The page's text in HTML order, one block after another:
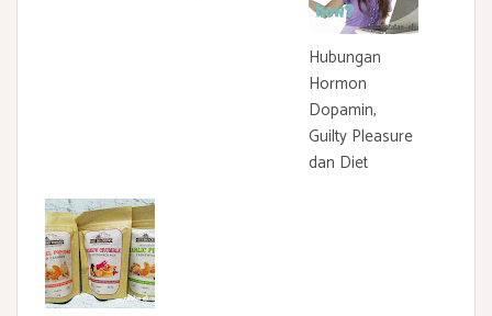
Hubungan
Hormon
Dopamin,
Guilty Pleasure
dan Diet